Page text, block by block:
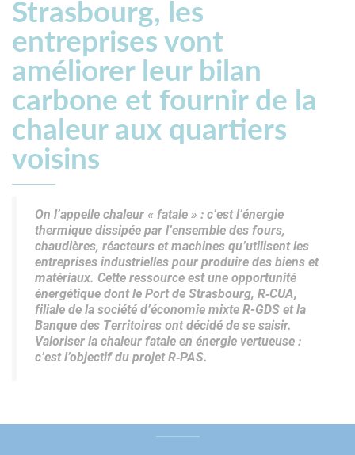
Strasbourg, les
entreprises vont
améliorer leur bilan
carbone et fournir de la
chaleur aux quartiers
voisins
On l’appelle chaleur « fatale » : c’est l’énergie
thermique dissipée par l’ensemble des fours,
chaudières, réacteurs et machines qu’utilisent les
entreprises industrielles pour produire des biens et
matériaux. Cette ressource est une opportunité
énergétique dont le Port de Strasbourg, R‑CUA,
filiale de la société d’économie mixte R-GDS et la
Banque des Territoires ont décidé de se saisir.
Valoriser la chaleur fatale en énergie vertueuse :
c’est l’objectif du projet R‑PAS.